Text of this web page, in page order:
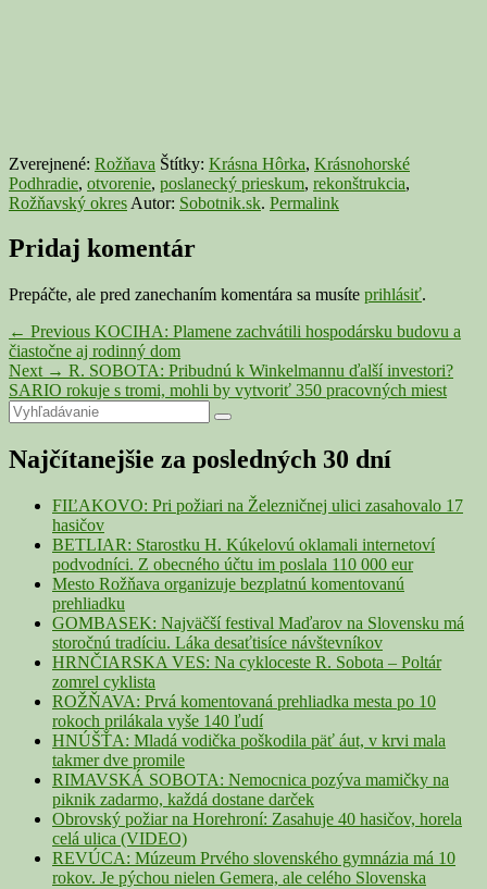
Zverejnené: Rožňava Štítky: Krásna Hôrka, Krásnohorské
Podhradie, otvorenie, poslanecký prieskum, rekonštrukcia,
Rožňavský okres Autor: Sobotnik.sk. Permalink
Pridaj komentár
Prepáčte, ale pred zanechaním komentára sa musíte prihlásiť.
Navigácia
v
článku
← Previous Previous
post:
KOCIHA: Plamene zachvátili hospodársku budovu a
čiastočne aj rodinný dom
Next → Next
post:
R. SOBOTA: Pribudnú k Winkelmannu ďalší investori?
SARIO rokuje s tromi, mohli by vytvoriť 350 pracovných miest
Primary
Sidebar
Widget
Area
Search
for:
Search
Najčítanejšie za posledných 30 dní
FIĽAKOVO: Pri požiari na Železničnej ulici zasahovalo 17
hasičov
BETLIAR: Starostku H. Kúkelovú oklamali internetoví
podvodníci. Z obecného účtu im poslala 110 000 eur
Mesto Rožňava organizuje bezplatnú komentovanú
prehliadku
GOMBASEK: Najväčší festival Maďarov na Slovensku má
storočnú tradíciu. Láka desaťtisíce návštevníkov
HRNČIARSKA VES: Na cykloceste R. Sobota – Poltár
zomrel cyklista
ROŽŇAVA: Prvá komentovaná prehliadka mesta po 10
rokoch prilákala vyše 140 ľudí
HNÚŠŤA: Mladá vodička poškodila päť áut, v krvi mala
takmer dve promile
RIMAVSKÁ SOBOTA: Nemocnica pozýva mamičky na
piknik zadarmo, každá dostane darček
Obrovský požiar na Horehroní: Zasahuje 40 hasičov, horela
celá ulica (VIDEO)
REVÚCA: Múzeum Prvého slovenského gymnázia má 10
rokov. Je pýchou nielen Gemera, ale celého Slovenska